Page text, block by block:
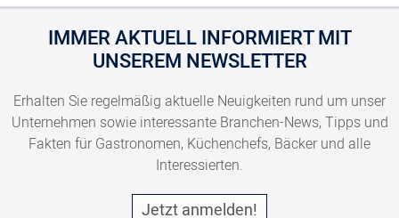
IMMER AKTUELL INFORMIERT MIT
UNSEREM NEWSLETTER
Erhalten Sie regelmäßig aktuelle Neuigkeiten rund um unser
Unternehmen sowie interessante Branchen-News, Tipps und
Fakten für Gastronomen, Küchenchefs, Bäcker und alle
Interessierten.
Jetzt anmelden!